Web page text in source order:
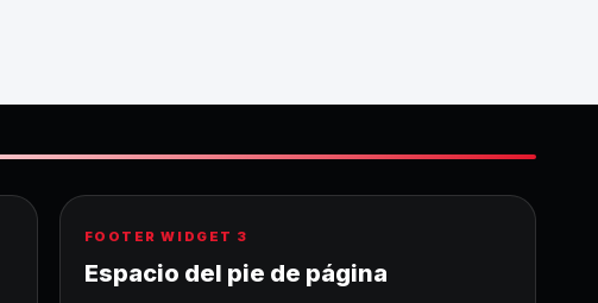
FOOTER WIDGET 3
Espacio del pie de página